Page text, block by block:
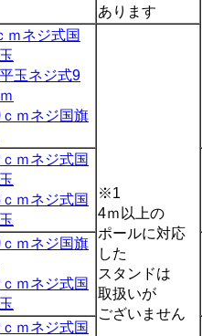
あります
ｍネジ式国
玉ネジ式9
ｍネジ国旗
※1
4ｍ以上の
ポールに対応
した
スタンドは
取扱いが
ございません
ｍネジ式国
ｍネジ式国
ｍネジ国旗
ｍネジ式国
ｍネジ式国